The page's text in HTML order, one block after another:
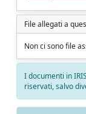
File allegati a
Non ci sono file
I documenti in
riservati, salvo